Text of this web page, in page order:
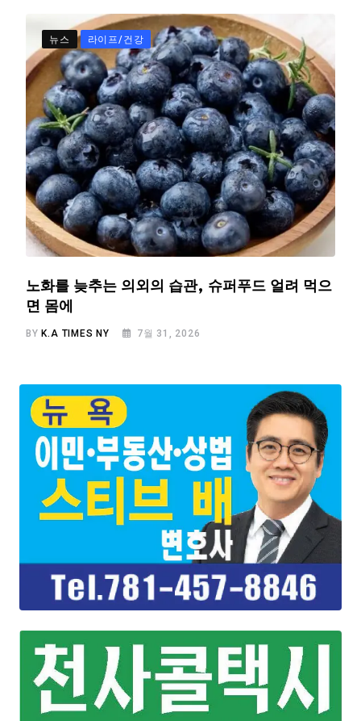
뉴스 라이프/건강
노화를 늦추는 의외의 습관, 슈퍼푸드 얼려 먹으
면 몸에
BYK.A TIMES NY 7월 31, 2026